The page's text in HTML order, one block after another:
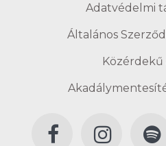
Adatvédelmi
Általános